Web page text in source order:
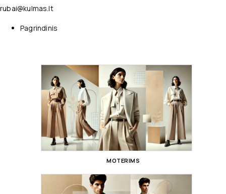
rubai@kulmas.lt
Pagrindinis
MOTERIMS